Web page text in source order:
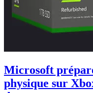
Microsoft
physique sur